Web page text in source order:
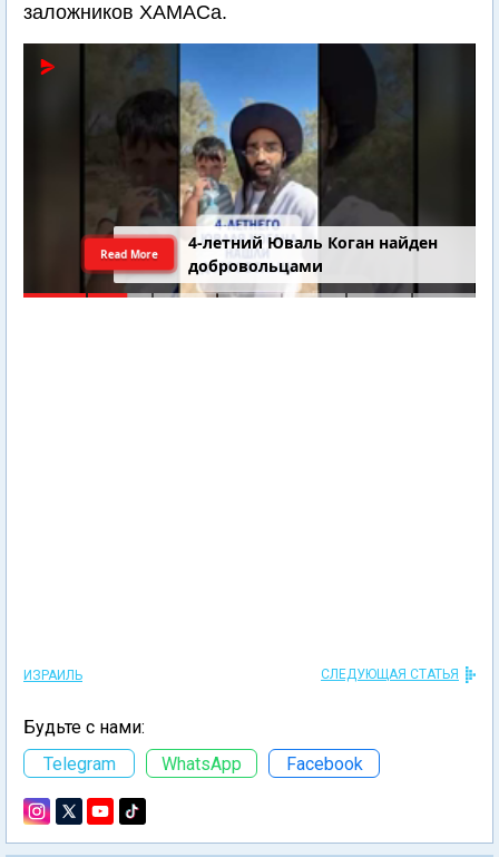
заложников ХАМАСа.
4-летний Юваль Коган найден
добровольцами
Read More
ИЗРАИЛЬ СЛЕДУЮЩАЯ СТАТЬЯ
Будьте с нами:
Telegram
WhatsApp Facebook